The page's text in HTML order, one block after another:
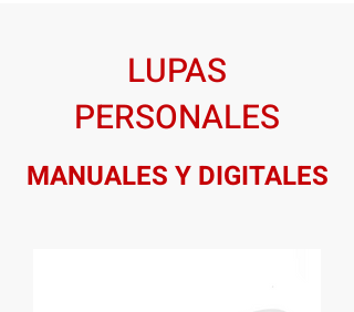
LUPAS
PERSONALES
MANUALES Y DIGITALES